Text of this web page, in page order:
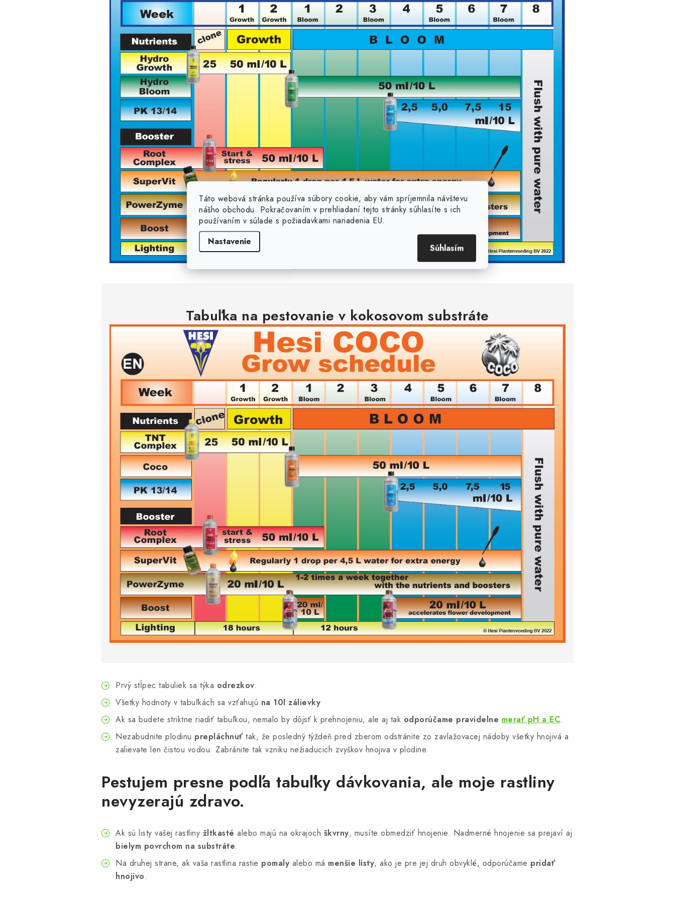
Táto webová stránka používa súbory cookie, aby vám spríjemnila návštevu
nášho obchodu. Pokračovaním v prehliadaní tejto stránky súhlasíte s ich
používaním v súlade s požiadavkami nariadenia EU.
Nastavenie
Súhlasím
Tabuľka na pestovanie v kokosovom substráte
Prvý stĺpec tabuliek sa týka odrezkov.
Všetky hodnoty v tabuľkách sa vzťahujú na 10l zálievky
Ak sa budete striktne riadiť tabuľkou, nemalo by dôjsť k prehnojeniu, ale aj tak odporúčame pravidelne merať pH a EC.
Nezabudnite plodinu prepláchnuťtak, že posledný týždeň pred zberom odstránite zo zavlažovacej nádoby všetky hnojivá a
zalievate len čistou vodou. Zabránite tak vzniku nežiaducich zvyškov hnojiva v plodine.
Pestujem presne podľa tabuľky dávkovania, ale moje rastliny
nevyzerajú zdravo.
Ak sú listy vašej rastliny žltkasté alebo majú na okrajoch škvrny, musíte obmedziť hnojenie. Nadmerné hnojenie sa prejaví aj
bielym povrchom na substráte.
Na druhej strane, ak vaša rastlina rastie pomaly alebo má menšie listy, ako je pre jej druh obvyklé, odporúčame pridať
hnojivo.